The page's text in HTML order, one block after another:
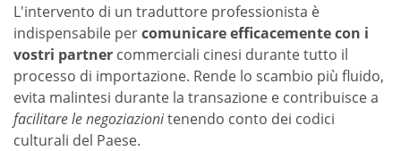
L'intervento di un traduttore professionista è
indispensabile percomunicare efficacemente con i
vostri partner commerciali cinesi durante tutto il
processo di importazione. Rende lo scambio più fluido,
evita malintesi durante la transazione e contribuisce a
facilitare le negoziazionitenendo conto dei codici
culturali del Paese.